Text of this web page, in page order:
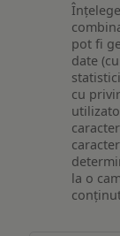
pot fi
date
cu
la o